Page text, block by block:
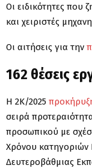
Οι ειδικότητες που
και χειριστές
Οι αιτήσεις για την
162 θέσεις
Η 2Κ/2025
σειρά
προσωπικού με
Χρόνου κατηγοριών
Δευτεροβάθμιας